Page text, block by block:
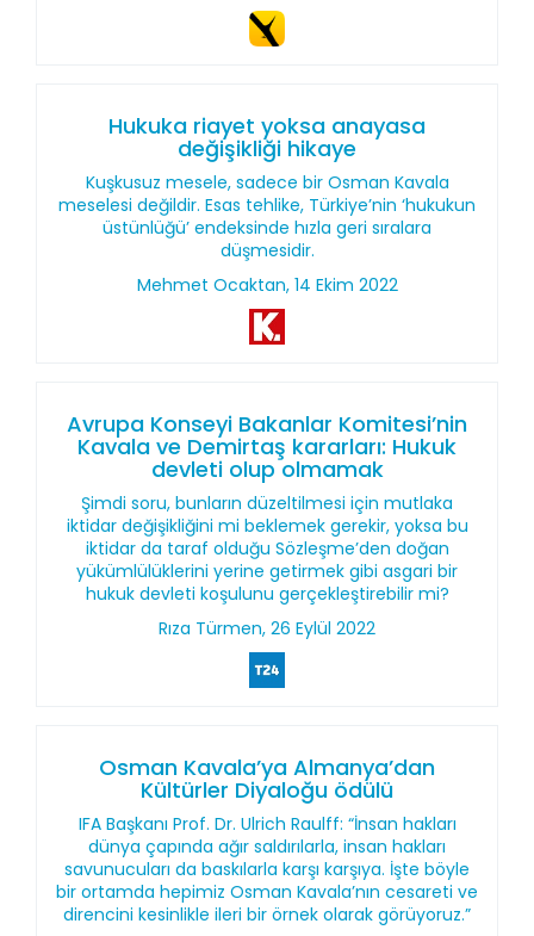
Hukuka riayet yoksa anayasa
değişikliği hikaye
Kuşkusuz mesele, sadece bir Osman Kavala
meselesi değildir. Esas tehlike, Türkiye’nin ‘hukukun
üstünlüğü’ endeksinde hızla geri sıralara
düşmesidir.
Mehmet Ocaktan, 14 Ekim 2022
Avrupa Konseyi Bakanlar Komitesi’nin
Kavala ve Demirtaş kararları: Hukuk
devleti olup olmamak
Şimdi soru, bunların düzeltilmesi için mutlaka
iktidar değişikliğini mi beklemek gerekir, yoksa bu
iktidar da taraf olduğu Sözleşme’den doğan
yükümlülüklerini yerine getirmek gibi asgari bir
hukuk devleti koşulunu gerçekleştirebilir mi?
Rıza Türmen, 26 Eylül 2022
Osman Kavala’ya Almanya’dan
Kültürler Diyaloğu ödülü
IFA Başkanı Prof. Dr. Ulrich Raulff: “İnsan hakları
dünya çapında ağır saldırılarla, insan hakları
savunucuları da baskılarla karşı karşıya. İşte böyle
bir ortamda hepimiz Osman Kavala’nın cesareti ve
direncini kesinlikle ileri bir örnek olarak görüyoruz.”